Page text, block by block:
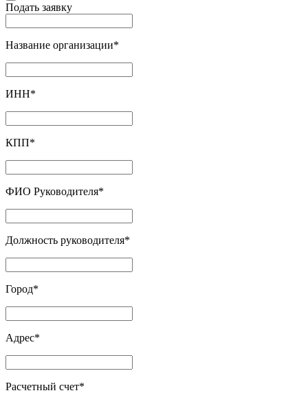
Подать заявку
Название организации*
ИНН*
КПП*
ФИО Руководителя*
Должность руководителя*
Город*
Адрес*
Расчетный счет*